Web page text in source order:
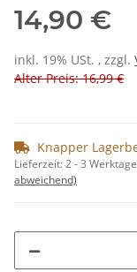
14,90 €
inkl. 19% USt. , zzgl.
Alter Preis: 16,99 €
Knapper
Lieferzeit:2 - 3 Werktage
abweichend)